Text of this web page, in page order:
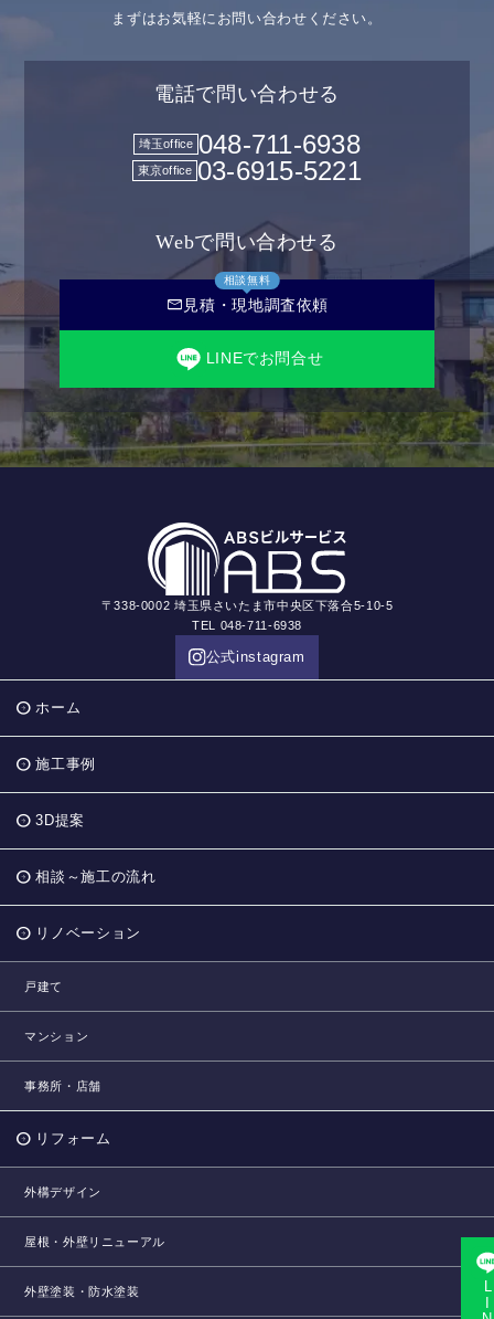
まずはお気軽にお問い合わせください。
電話で問い合わせる
埼玉office 048-711-6938
東京office 03-6915-5221
Webで問い合わせる
相談無料
mail 見積・現地調査依頼
LINEでお問合せ
〒338-0002 埼玉県さいたま市中央区下落合5-10-5
TEL 048-711-6938
公式instagram
ホーム
施工事例
3D提案
相談～施工の流れ
リノベーション
戸建て
マンション
事務所・店舗
リフォーム
外構デザイン
屋根・外壁リニューアル
外壁塗装・防水塗装